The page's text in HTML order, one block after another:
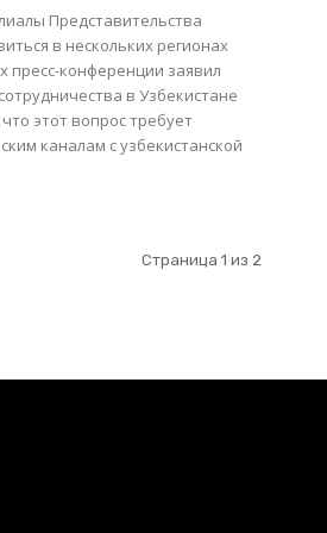
Представительства
в нескольких регионах
пресс-конференции заявил
в Узбекистане
этот вопрос требует
каналам с узбекистанской
Страница 1 из 2